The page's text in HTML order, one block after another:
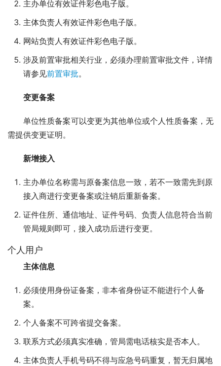
主办单位有效证件彩色电子版。
主体负责人有效证件彩色电子版。
网站负责人有效证件彩色电子版。
涉及前置审批相关行业，必须办理前置审批文件，详情
请参见前置审批。
变更备案
单位性质备案可以变更为其他单位或个人性质备案，无
需提供变更证明。
新增接入
主办单位名称需与原备案信息一致，若不一致需先到原
接入商进行变更备案或注销后重新备案。
证件住所、通信地址、证件号码、负责人信息符合当前
管局规则即可，接入成功后进行变更。
个人用户
主体信息
必须使用身份证备案，非本省身份证不能进行个人备
案。
个人备案不可跨省提交备案。
联系方式必须真实准确，管局需电话核实是否本人。
主体负责人手机号码不得与应急号码重复，暂无归属地